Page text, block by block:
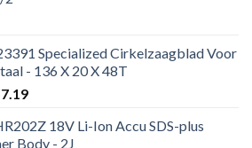
Specialized Cirkelzaagblad Voor
- 136 X 20 X 48T
Huidige
is: 18V Li-Ion Accu SDS-plus
Body - 2J